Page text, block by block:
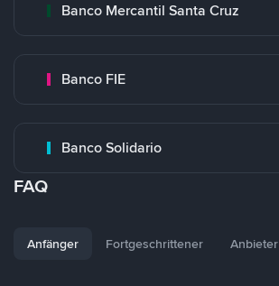
Banco Mercantil Santa Cruz
Banco FIE
Banco Solidario
FAQ
Anfänger Fortgeschrittener Anbieter